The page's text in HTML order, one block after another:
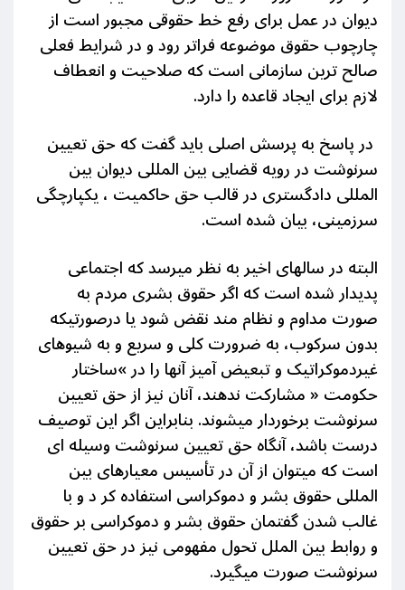
دیوان در عملبرای رفع خط حقوقی مجبور است از
چارچوب حقوق موضوعه فراتر رود و در شرایطفعلی
صالح ترین سازمانی است که صلاحیت و انعطاف
لازم برای ایجاد قاعده را دارد.
در پاسخ به پرسش اصلی باید گفت که حق تعیین
سرنوشت در رویە قضایی بین المللی دیوان بین
المللی دادگستری در قالب حق حاکمیت ، یکپارچگی
سرزمینی، بیان شده است.
البته در سالهای اخیر به نظر میرسد که اجتماعی
پدیدار شده است که اگر حقوق بشری مردم به
صورت مداوم و نظام مند نقض شود یا درصورتیکه
بدون سرکوب، به ضرورت کلی و سریع و به شیوهای
غیردموکراتیک و تبعیض آمیز آنها را در »ساختار
حکومت « مشارکت ندهند، آنان نیز از حق تعیین
سرنوشت برخوردار میشوند. بنابراین اگر این توصیف
درست باشد، آنگاه حق تعیین سرنوشت وسیله ای
است که میتوان از آن در تأسیس معیارهای بین
المللی حقوق بشر ودموکراسی استفاده کر د و با
غالب شدن گفتمان حقوق بشر و دموکراسی بر حقوق
و روابط بین المللتحولمفهومی نیز در حق تعیین
سرنوشت صورت میگیرد.